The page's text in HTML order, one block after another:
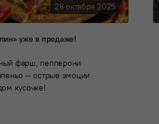
28 октября 2025
уже в продаже!
фарш, пепперони
— острые эмоции
кусочке!